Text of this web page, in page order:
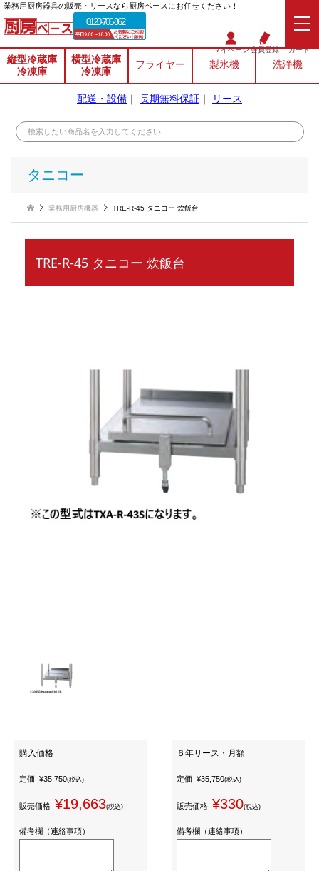
業務⽤厨房器具の販売・リースなら厨房ベースにお任せください！
0120-706-862
マイページ会員登録 カート
縦型冷蔵庫
冷凍庫
横型冷蔵庫
冷凍庫
フライヤー 製氷機 洗浄機
配送・設備 ｜ 長期無料保証 ｜ リース
タニコー
業務用厨房機器 TRE-R-45 タニコー 炊飯台
TRE-R-45 タニコー 炊飯台
購入価格
定価 ¥35,750(税込)
販売価格 ¥19,663(税込)
備考欄（連絡事項）
６年リース・月額
定価 ¥35,750(税込)
販売価格 ¥330(税込)
備考欄（連絡事項）